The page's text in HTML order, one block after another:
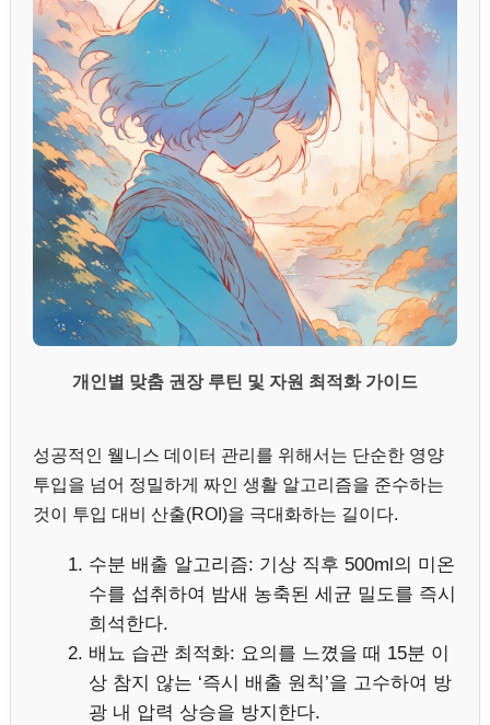
개인별 맞춤 권장 루틴 및 자원 최적화 가이드
성공적인 웰니스 데이터 관리를 위해서는 단순한 영양
투입을 넘어 정밀하게 짜인 생활 알고리즘을 준수하는
것이 투입 대비 산출(ROI)을 극대화하는 길이다.
수분 배출 알고리즘: 기상 직후 500ml의 미온
수를 섭취하여 밤새 농축된 세균 밀도를 즉시
희석한다.
배뇨 습관 최적화: 요의를 느꼈을 때 15분 이
상 참지 않는 ‘즉시 배출 원칙’을 고수하여 방
광 내 압력 상승을 방지한다.